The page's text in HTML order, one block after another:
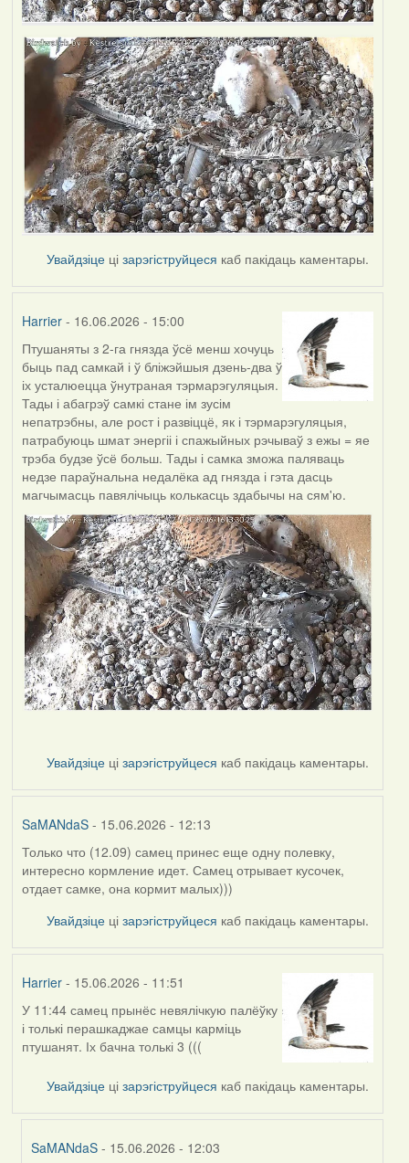
Увайдзіце цізарэгіструйцеся каб пакідаць каментары.
Harrier- 16.06.2026 - 15:00
Птушаняты з 2-га гнязда ўсё менш хочуць
быць пад самкай і ў бліжэйшыя дзень-два ў
іх усталюецца ўнутраная тэрмарэгуляцыя.
Тады і абагрэў самкі стане ім зусім
непатрэбны, але рост і развіццё, як і тэрмарэгуляцыя,
патрабуюць шмат энергіі і спажыйных рэчываў з ежы = яе
трэба будзе ўсё больш. Тады і самка зможа паляваць
недзе параўнальна недалёка ад гнязда і гэта дасць
магчымасць павялічыць колькасць здабычы на сям'ю.
Увайдзіце цізарэгіструйцеся каб пакідаць каментары.
SaMANdaS- 15.06.2026 - 12:13
Только что (12.09) самец принес еще одну полевку,
интересно кормление идет. Самец отрывает кусочек,
отдает самке, она кормит малых)))
Увайдзіце цізарэгіструйцеся каб пакідаць каментары.
Harrier- 15.06.2026 - 11:51
У 11:44 самец прынёс невялічкую палёўку
і толькі перашкаджае самцы карміць
птушанят. Іх бачна толькі 3 (((
Увайдзіце цізарэгіструйцеся каб пакідаць каментары.
SaMANdaS - 15.06.2026 - 12:03